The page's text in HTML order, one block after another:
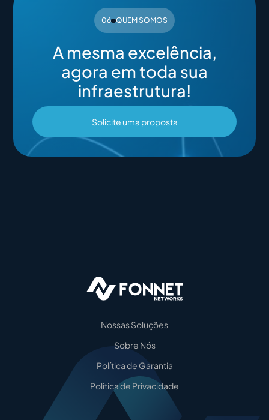
06 QUEM SOMOS
A mesma excelência,
agora em toda sua
infraestrutura!
Solicite uma proposta
Nossas Soluções
Sobre Nós
Política de Garantia
Política de Privacidade